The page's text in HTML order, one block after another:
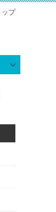
ップ